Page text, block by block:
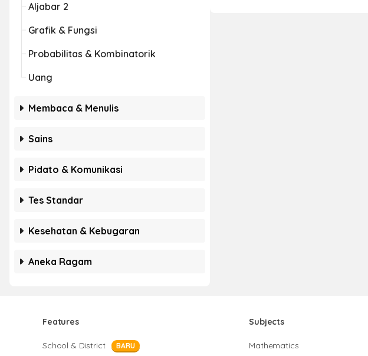
Aljabar 2
Grafik & Fungsi
Probabilitas & Kombinatorik
Uang
Membaca & Menulis
Sains
Pidato & Komunikasi
Tes Standar
Kesehatan & Kebugaran
Aneka Ragam
Features
School & District BARU
Subjects
Mathematics